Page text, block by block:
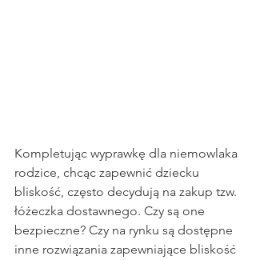
Kompletując wyprawkę dla niemowlaka
rodzice, chcąc zapewnić dziecku
bliskość, często decydują na zakup tzw.
łóżeczka dostawnego. Czy są one
bezpieczne? Czy na rynku są dostępne
inne rozwiązania zapewniające bliskość